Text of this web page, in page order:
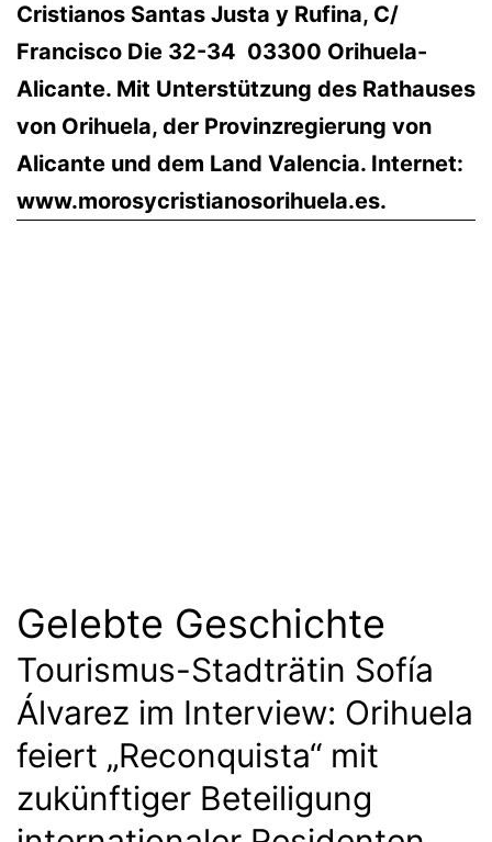
Cristianos Santas Justa y Rufina, C/
Francisco Die 32-34 03300 Orihuela-
Alicante. Mit Unterstützung des Rathauses
von Orihuela, der Provinzregierung von
Alicante und dem Land Valencia. Internet:
www.morosycristianosorihuela.es.
Gelebte Geschichte
Tourismus-Stadträtin Sofía
Álvarez im Interview: Orihuela
feiert „Reconquista“ mit
zukünftiger Beteiligung